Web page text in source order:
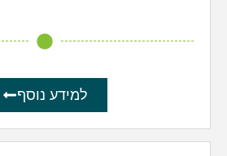
למידע נוסף